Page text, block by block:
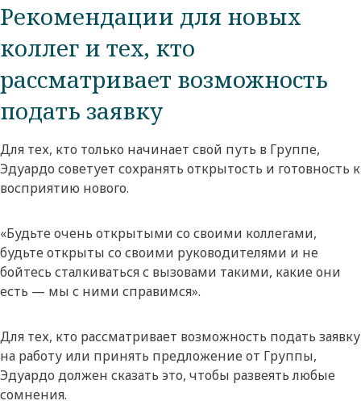
Рекомендации для новых
коллег и тех, кто
рассматривает возможность
подать заявку
Для тех, кто только начинает свой путь в Группе,
Эдуардо советует сохранять открытость и готовность к
восприятию нового.
«Будьте очень открытыми со своими коллегами,
будьте открыты со своими руководителями и не
бойтесь сталкиваться с вызовами такими, какие они
есть — мы с ними справимся».
Для тех, кто рассматривает возможность подать заявку
на работу или принять предложение от Группы,
Эдуардо должен сказать это, чтобы развеять любые
сомнения.